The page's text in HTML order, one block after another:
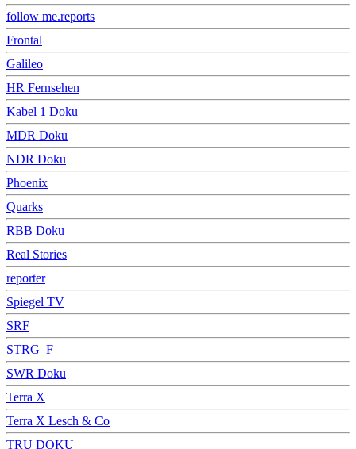
follow me.reports
Frontal
Galileo
HR Fernsehen
Kabel 1 Doku
MDR Doku
NDR Doku
Phoenix
Quarks
RBB Doku
Real Stories
reporter
Spiegel TV
SRF
STRG_F
SWR Doku
Terra X
Terra X Lesch & Co
TRU DOKU